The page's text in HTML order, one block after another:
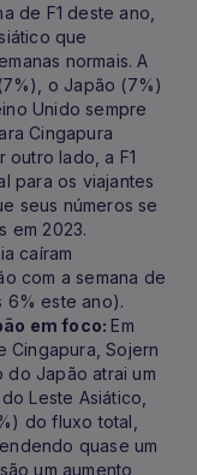
de F1 deste ano,
que
normais. A
o Japão (7%)
Unido sempre
Cingapura
outro lado, a F1
para os viajantes
seus números se
em 2023.
caíram
com a semana de
6% este ano).
em foco:Em
Cingapura, Sojern
do Japão atrai um
Leste Asiático,
do fluxo total,
quase um
um aumento